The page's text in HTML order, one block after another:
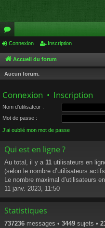
or
u
m
Connexion Inscription
Accueil du forum
Aucun forum.
Connexion • Inscription
Nom d’utilisateur :
Mot de passe :
J’ai oublié mon mot de passe
Qui est en ligne ?
Au total, il y a 11 utilisateurs en
(selon le nombre d’utilisateurs
Le nombre maximal d’utilisateurs
11 janv. 2023, 11:50
Statistiques
737236 messages • 3449 sujets •